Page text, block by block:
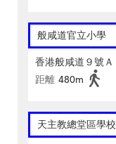
般咸道官立小學
香港般咸道９號Ａ
距離 480m
天主教總堂區學校